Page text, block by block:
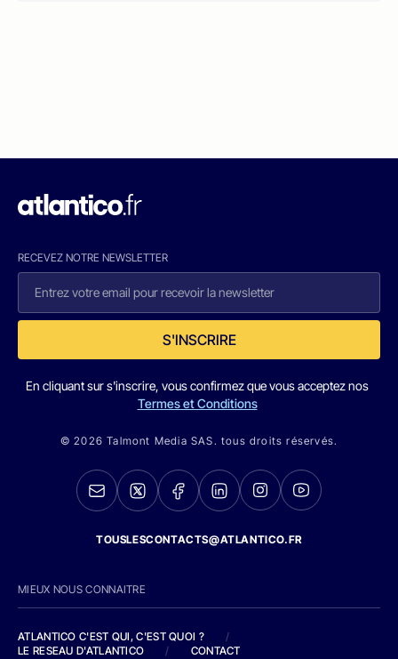
RECEVEZ NOTRE NEWSLETTER
S'INSCRIRE
En cliquant sur s'inscrire, vous confirmez que vous acceptez nos
Termes et Conditions
© 2026 Talmont Media SAS. tous droits réservés.
TOUSLESCONTACTS@ATLANTICO.FR
MIEUX NOUS CONNAITRE
ATLANTICO C'EST QUI, C'EST QUOI ?
/
LE RESEAU D'ATLANTICO
/ CONTACT